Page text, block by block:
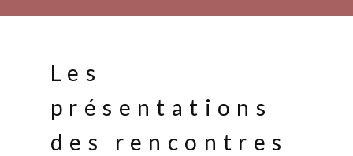
Les
présentations
des rencontres